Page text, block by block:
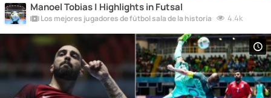
Manoel Tobias | Highlights in Futsal
Los mejores jugadores de fútbol sala de la historia 4.4k